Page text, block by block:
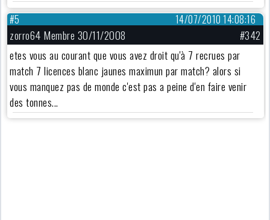
14/07/2010 14:08:16
#5
zorro64 Membre 30/11/2008
#342
etes vous au courant que vous avez droit qu'à 7 recrues par
match 7 licences blanc jaunes maximun par match? alors si
vous manquez pas de monde c'est pas a peine d'en faire venir
des tonnes...